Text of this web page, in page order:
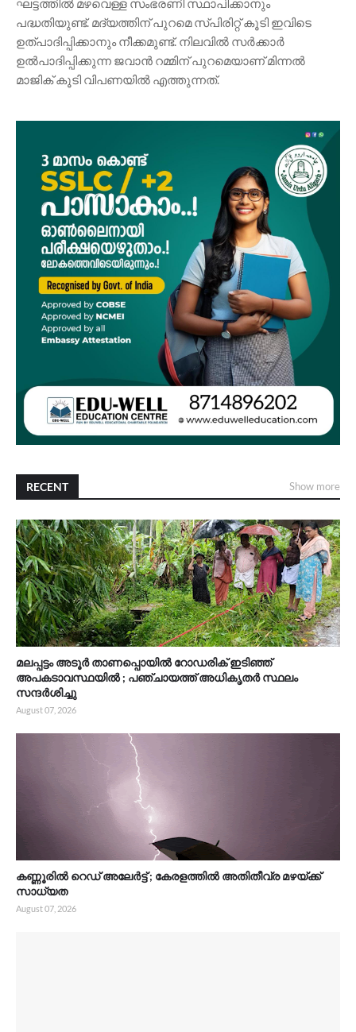
ഘട്ടത്തിൽ മഴവെള്ള സംഭരണി സ്ഥാപിക്കാനും
പദ്ധതിയുണ്ട്. മദ്യത്തിന് പുറമെ സ്‌പിരിറ്റ് കൂടി ഇവിടെ
ഉത്പാദിപ്പിക്കാനും നീക്കമുണ്ട്. നിലവിൽ സർക്കാർ
ഉൽപാദിപ്പിക്കുന്ന ജവാൻ റമ്മിന് പുറമെയാണ് മിന്നൽ
മാജിക് കൂടി വിപണയിൽ എത്തുന്നത്.
RECENT Show more
മലപ്പട്ടം അടൂർ താണപ്പൊയിൽ റോഡരിക് ഇടിഞ്ഞ്
അപകടാവസ്ഥയിൽ ; പഞ്ചായത്ത്‌ അധികൃതർ സ്ഥലം
സന്ദർശിച്ചു
August 07, 2026
കണ്ണൂരിൽ റെഡ് അലേർട്ട് ; കേരളത്തിൽ അതിതീവ്ര മഴയ്ക്ക്
സാധ്യത
August 07, 2026